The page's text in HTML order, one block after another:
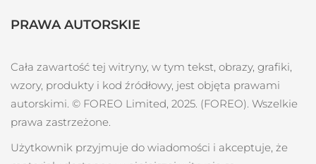
PRAWA AUTORSKIE
Cała zawartość tej witryny, w tym tekst, obrazy, grafiki,
wzory, produkty i kod źródłowy, jest objęta prawami
autorskimi. © FOREO Limited, 2025. (FOREO). Wszelkie
prawa zastrzeżone.
Użytkownik przyjmuje do wiadomości i akceptuje, że